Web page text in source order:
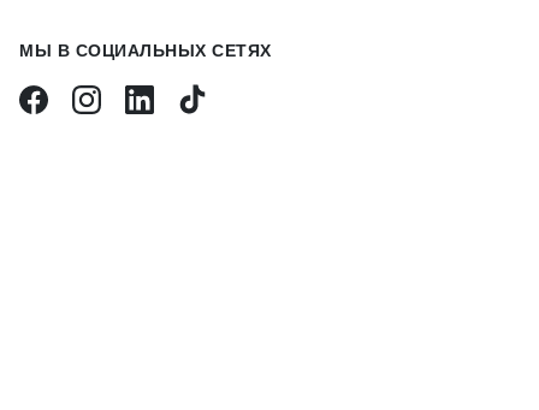
МЫ В СОЦИАЛЬНЫХ СЕТЯХ